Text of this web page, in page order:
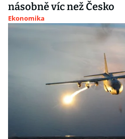
násobně víc než Česko
Ekonomika